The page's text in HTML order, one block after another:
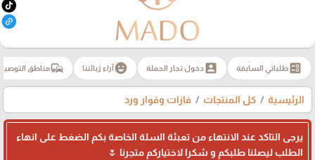
ballotطلباتي السابقة account_box دخول تجار الجملة emoji_emotionsآراء زبائننا commuteمناطق
الرئيسية كل المنتجات فازات وقوار ورد
يرجى التاكد عند الانتهاء من تعبئة السلة الخاصة بكم الضغط على انهاء
الطلب ليصلنا طلبكم و شكرا لاختياركم متجرنا 🌷